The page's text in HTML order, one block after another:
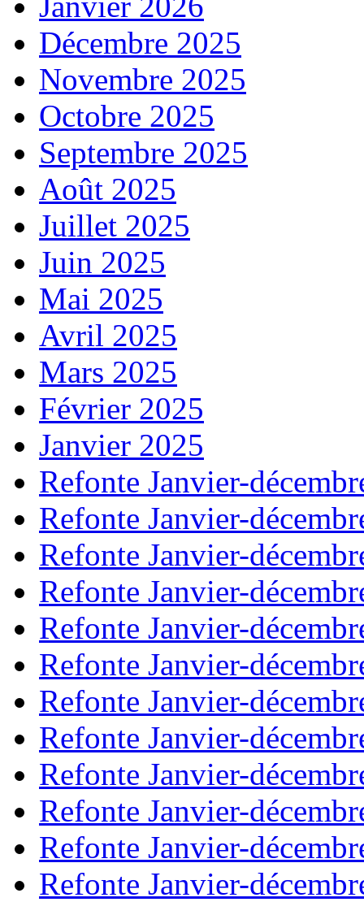
Décembre 2025
Novembre 2025
Octobre 2025
Septembre 2025
Août 2025
Juillet 2025
Juin 2025
Mai 2025
Avril 2025
Mars 2025
Février 2025
Janvier 2025
Refonte Janvier-
Refonte Janvier-
Refonte Janvier-
Refonte Janvier-
Refonte Janvier-
Refonte Janvier-
Refonte Janvier-
Refonte Janvier-
Refonte Janvier-
Refonte Janvier-
Refonte Janvier-
Refonte Janvier-